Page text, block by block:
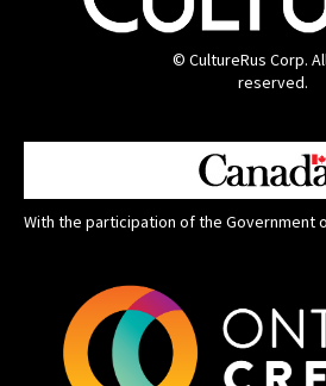
© CultureRus Corp.
reserved.
With the participation of the Government